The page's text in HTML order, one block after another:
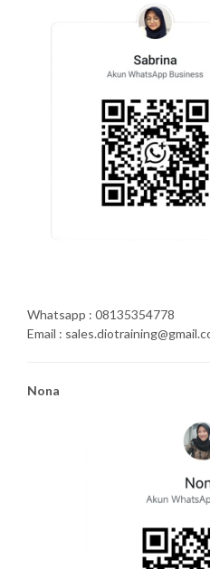
Whatsapp : 08135354778
Email :
Nona